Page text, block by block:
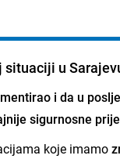
situaciji u
i da u
sigurnosne
koje imamo